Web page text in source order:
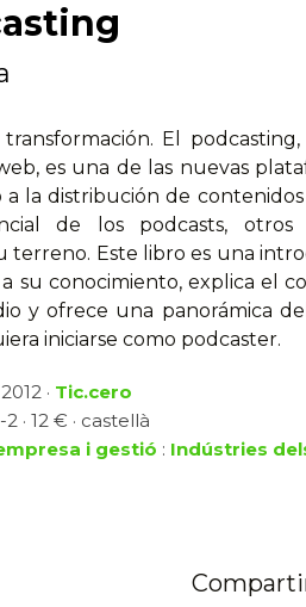
El
es una de las nuevas
a la distribución de
de los podcasts, otros
terreno. Este libro es una
su conocimiento, explica el
y ofrece una panorámica
iniciarse como podcaster.
· Tic.cero
· 12 € · castellà
i gestió : Indústries